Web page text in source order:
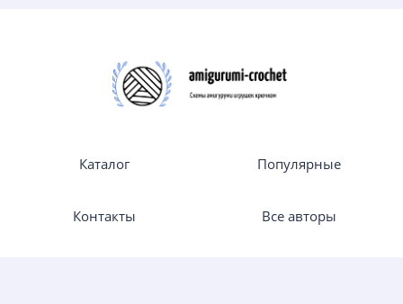
Каталог Популярные
Контакты Все авторы